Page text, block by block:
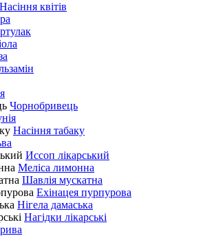
Насіння квітів
Чорнобривець
Насіння табаку
Иссоп лікарський
Меліса лимонна
Шавлія мускатна
Ехінацея пурпурова
Нігела дамаська
Нагідки лікарські